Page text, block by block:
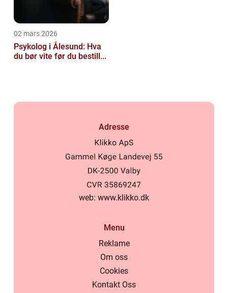
02 mars 2026
Psykolog i Ålesund: Hva
du bør vite før du bestill...
Adresse
web: www.klikko.dk
Menu
Reklame
Om oss
Cookies
Kontakt Oss